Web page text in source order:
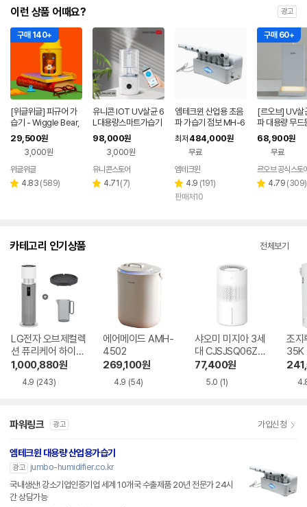
이런 상품 어때요? 광고
구매 140+
[위글위글] 피규어 가
습기 - Wiggle Bear,
미니 소형 사무실 탁상
용
29,500원
3,000원
페이
위글위글
별 4.83 리
(589)
유니콘 IOT UV살균 6
L대용량스마트가습기
IOT 앱연동 WIFI어플
연동 리모컨지원 TL-
HM60V
98,000원
3,000원
유니콘스토어
별 4.71 리
(7)
엠테크윈 산업용 초음
파 가습기 점보 MH-6
01A
최저 484,000원
무료
엠테크윈
별
점
4.9 리
뷰
(191)
판매처10
구매 60+
[르오브] UV살
파 대용량 무드
기 4.5L
68,900원
무료
르오브 공식스토
별 4.79 리
(309)
카테고리 인기상품 전체보기
LG전자 오브제컬렉
션 퓨리케어 하이드
로타워 HY705RS
UABM
1,000,880원
4.9 (243)
에어메이드 AMH-
4502
269,100원
4.9 (54)
샤오미 미지아 3세
대 CJSJSQ06ZM
Z
77,400원
5.0 (1)
조지
35K
파워링크 광고 가입신청
엠테크윈 대용량 산업용가습기
광고
jumbo-humidifier.co.kr
국내생산! 강소기업인증기업 세계 10개국 수출제품 20년 전문가 24시
간 상담가능